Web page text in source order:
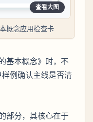
查看大图
概念应用检查卡
基本概念》时，不
例确认主线是否清
部分，其核心在于